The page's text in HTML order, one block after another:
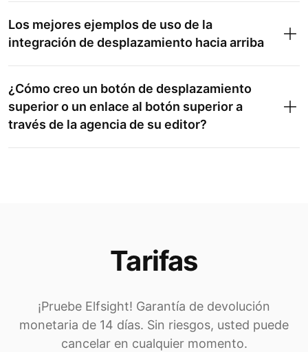
Los mejores ejemplos de uso de la
integración de desplazamiento hacia arriba
¿Cómo creo un botón de desplazamiento
superior o un enlace al botón superior a
través de la agencia de su editor?
Tarifas
¡Pruebe Elfsight! Garantía de devolución
monetaria de 14 días. Sin riesgos, usted puede
cancelar en cualquier momento.